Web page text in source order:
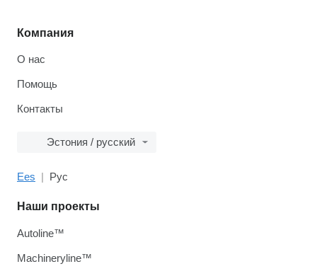
Компания
О нас
Помощь
Контакты
Эстония / русский
Ees Рус
Наши проекты
Autoline™
Machineryline™